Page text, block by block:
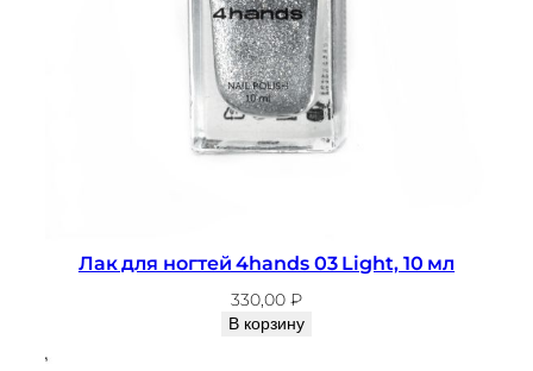
Лак для ногтей 4hands 03 Light, 10 мл
330,00 ₽
В корзину